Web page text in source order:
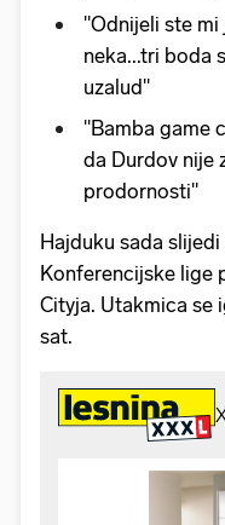
"Odnijeli ste
neka...tri boda
uzalud"
"Bamba game
da Durdov nije
prodornosti"
Hajduku sada
Konferencijske lige
Cityja. Utakmica se
sat.